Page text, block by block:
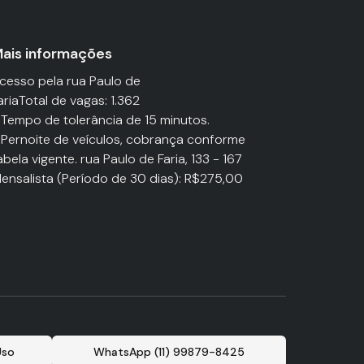
informações
pela rua Paulo de
de vagas: 1.362
de tolerância de 15 minutos.
de veículos, cobrança conforme
vigente. rua Paulo de Faria, 133 - 167
(Período de 30 dias): R$275,00
WhatsApp (11) 99879-8425